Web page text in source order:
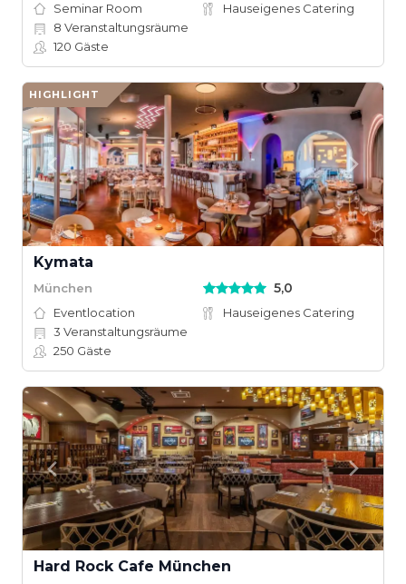
Seminar Room
Hauseigenes Catering
8 Veranstaltungsräume
120 Gäste
HIGHLIGHT
Kymata
München 5,0
Eventlocation
Hauseigenes Catering
3 Veranstaltungsräume
250 Gäste
Hard Rock Cafe München